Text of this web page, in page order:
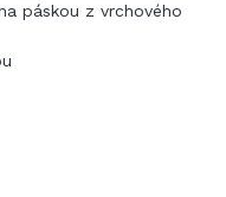
páskou z vrchového